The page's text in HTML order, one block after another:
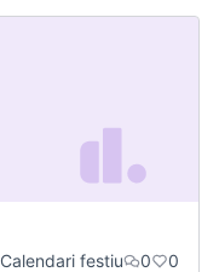
Calendari festiu 0 0